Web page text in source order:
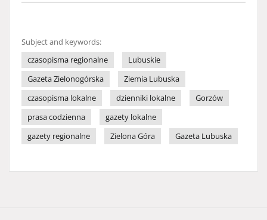
Subject and keywords:
czasopisma regionalne
Lubuskie
Gazeta Zielonogórska
Ziemia Lubuska
czasopisma lokalne
dzienniki lokalne
Gorzów
prasa codzienna
gazety lokalne
gazety regionalne
Zielona Góra Gazeta Lubuska